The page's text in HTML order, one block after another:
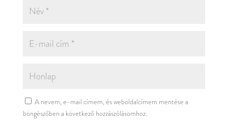
A nevem, e-mail címem, és weboldalcímem mentése a
böngészőben a következő hozzászólásomhoz.